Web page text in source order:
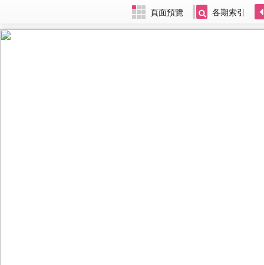
頁面預覽 各期索引